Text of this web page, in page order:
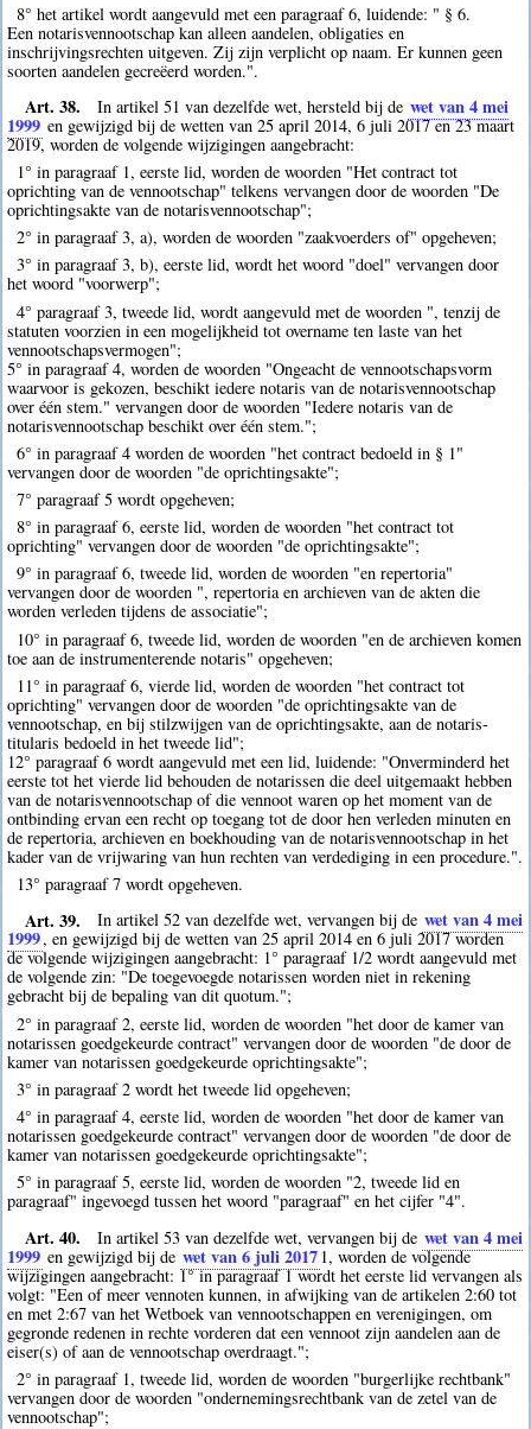
8° het artikel wordt aangevuld met een paragraaf 6, luidende: " § 6.
Een notarisvennootschap kan alleen aandelen, obligaties en
inschrijvingsrechten uitgeven. Zij zijn verplicht op naam. Er kunnen geen
soorten aandelen gecreëerd worden.".
Art. 38. In artikel 51 van dezelfde wet, hersteld bij de wet van 4 mei
1999 en gewijzigd bij de wetten van 25 april 2014, 6 juli 2017 en 23 maart
2019, worden de volgende wijzigingen aangebracht:
1° in paragraaf 1, eerste lid, worden de woorden "Het contract tot
oprichting van de vennootschap" telkens vervangen door de woorden "De
oprichtingsakte van de notarisvennootschap";
2° in paragraaf 3, a), worden de woorden "zaakvoerders of" opgeheven;
3° in paragraaf 3, b), eerste lid, wordt het woord "doel" vervangen door
het woord "voorwerp";
4° paragraaf 3, tweede lid, wordt aangevuld met de woorden ", tenzij de
statuten voorzien in een mogelijkheid tot overname ten laste van het
vennootschapsvermogen";
5° in paragraaf 4, worden de woorden "Ongeacht de vennootschapsvorm
waarvoor is gekozen, beschikt iedere notaris van de notarisvennootschap
over één stem." vervangen door de woorden "Iedere notaris van de
notarisvennootschap beschikt over één stem.";
6° in paragraaf 4 worden de woorden "het contract bedoeld in § 1"
vervangen door de woorden "de oprichtingsakte";
7° paragraaf 5 wordt opgeheven;
8° in paragraaf 6, eerste lid, worden de woorden "het contract tot
oprichting" vervangen door de woorden "de oprichtingsakte";
9° in paragraaf 6, tweede lid, worden de woorden "en repertoria"
vervangen door de woorden ", repertoria en archieven van de akten die
worden verleden tijdens de associatie";
10° in paragraaf 6, tweede lid, worden de woorden "en de archieven komen
toe aan de instrumenterende notaris" opgeheven;
11° in paragraaf 6, vierde lid, worden de woorden "het contract tot
oprichting" vervangen door de woorden "de oprichtingsakte van de
vennootschap, en bij stilzwijgen van de oprichtingsakte, aan de notaris-
titularis bedoeld in het tweede lid";
12° paragraaf 6 wordt aangevuld met een lid, luidende: "Onverminderd het
eerste tot het vierde lid behouden de notarissen die deel uitgemaakt hebben
van de notarisvennootschap of die vennoot waren op het moment van de
ontbinding ervan een recht op toegang tot de door hen verleden minuten en
de repertoria, archieven en boekhouding van de notarisvennootschap in het
kader van de vrijwaring van hun rechten van verdediging in een procedure.".
13° paragraaf 7 wordt opgeheven.
Art. 39. In artikel 52 van dezelfde wet, vervangen bij de wet van 4 mei
1999, en gewijzigd bij de wetten van 25 april 2014 en 6 juli 2017 worden
de volgende wijzigingen aangebracht: 1° paragraaf 1/2 wordt aangevuld met
de volgende zin: "De toegevoegde notarissen worden niet in rekening
gebracht bij de bepaling van dit quotum.";
2° in paragraaf 2, eerste lid, worden de woorden "het door de kamer van
notarissen goedgekeurde contract" vervangen door de woorden "de door de
kamer van notarissen goedgekeurde oprichtingsakte";
3° in paragraaf 2 wordt het tweede lid opgeheven;
4° in paragraaf 4, eerste lid, worden de woorden "het door de kamer van
notarissen goedgekeurde contract" vervangen door de woorden "de door de
kamer van notarissen goedgekeurde oprichtingsakte";
5° in paragraaf 5, eerste lid, worden de woorden "2, tweede lid en
paragraaf" ingevoegd tussen het woord "paragraaf" en het cijfer "4".
Art. 40. In artikel 53 van dezelfde wet, vervangen bij de wet van 4 mei
1999 en gewijzigd bij de wet van 6 juli 2017 1, worden de volgende
wijzigingen aangebracht: 1° in paragraaf 1 wordt het eerste lid vervangen als
volgt: "Een of meer vennoten kunnen, in afwijking van de artikelen 2:60 tot
en met 2:67 van het Wetboek van vennootschappen en verenigingen, om
gegronde redenen in rechte vorderen dat een vennoot zijn aandelen aan de
eiser(s) of aan de vennootschap overdraagt.";
2° in paragraaf 1, tweede lid, worden de woorden "burgerlijke rechtbank"
vervangen door de woorden "ondernemingsrechtbank van de zetel van de
vennootschap";